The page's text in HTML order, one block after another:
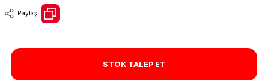
Paylaş
STOK TALEP ET